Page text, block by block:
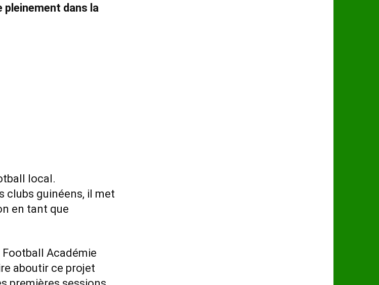
pleinement dans la
local.
clubs guinéens, il met
en tant que
Football Académie
aboutir ce projet